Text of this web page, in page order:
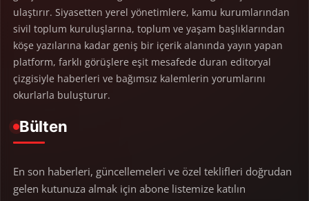
ulaştırır. Siyasetten yerel yönetimlere, kamu kurumlarından
sivil toplum kuruluşlarına, toplum ve yaşam başlıklarından
köşe yazılarına kadar geniş bir içerik alanında yayın yapan
platform, farklı görüşlere eşit mesafede duran editoryal
çizgisiyle haberleri ve bağımsız kalemlerin yorumlarını
okurlarla buluşturur.
Bülten
En son haberleri, güncellemeleri ve özel teklifleri doğrudan
gelen kutunuza almak için abone listemize katılın